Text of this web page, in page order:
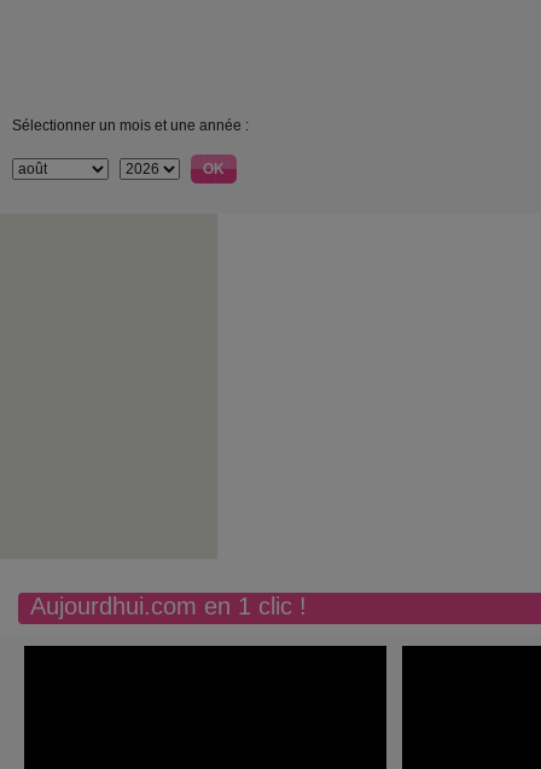
Sélectionner un mois et une année :
Aujourdhui.com en 1 clic !